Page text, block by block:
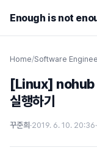
Enough is not
Home/Software
[Linux] nohub
실행하기
꾸준희 ·2019. 6. 10. 20:36·